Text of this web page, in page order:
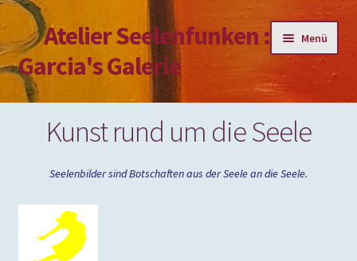
Zur
Navigation
springen
Zum
Inhalt
springen
Atelier Seelenfunken :
Garcia's Galerie
Menü
Mein Konto
Passwort vergessen
Kunst rund um die Seele
Seelenbilder sind Botschaften aus der Seele an die Seele.